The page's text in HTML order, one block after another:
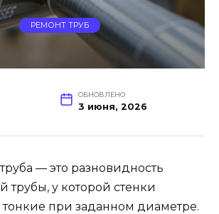
РЕМОНТ ТРУБ
ОБНОВЛЕНО
3 июня, 2026
— это разновидность
трубы, у которой стенки
тонкие при заданном диаметре.